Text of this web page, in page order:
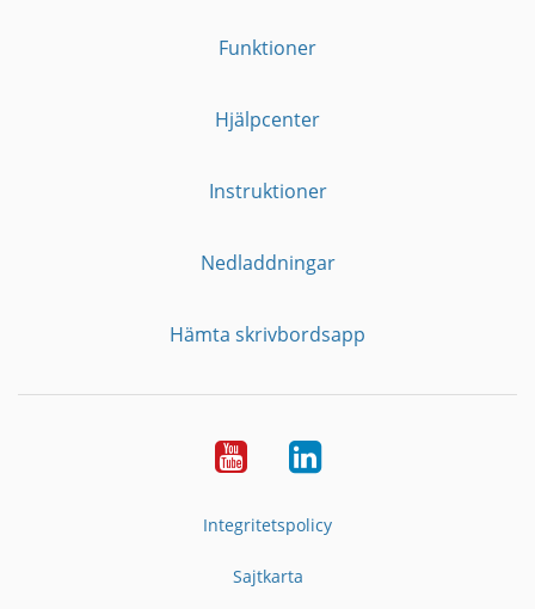
Funktioner
Hjälpcenter
Instruktioner
Nedladdningar
Hämta skrivbordsapp
YouTubeLinkedIn
Integritetspolicy
Sajtkarta